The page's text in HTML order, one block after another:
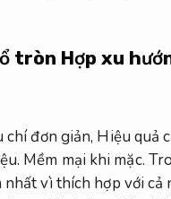
tròn Hợp xu
đơn giản, Hiệu quả
Mềm mại khi mặc.
vì thích hợp với cả